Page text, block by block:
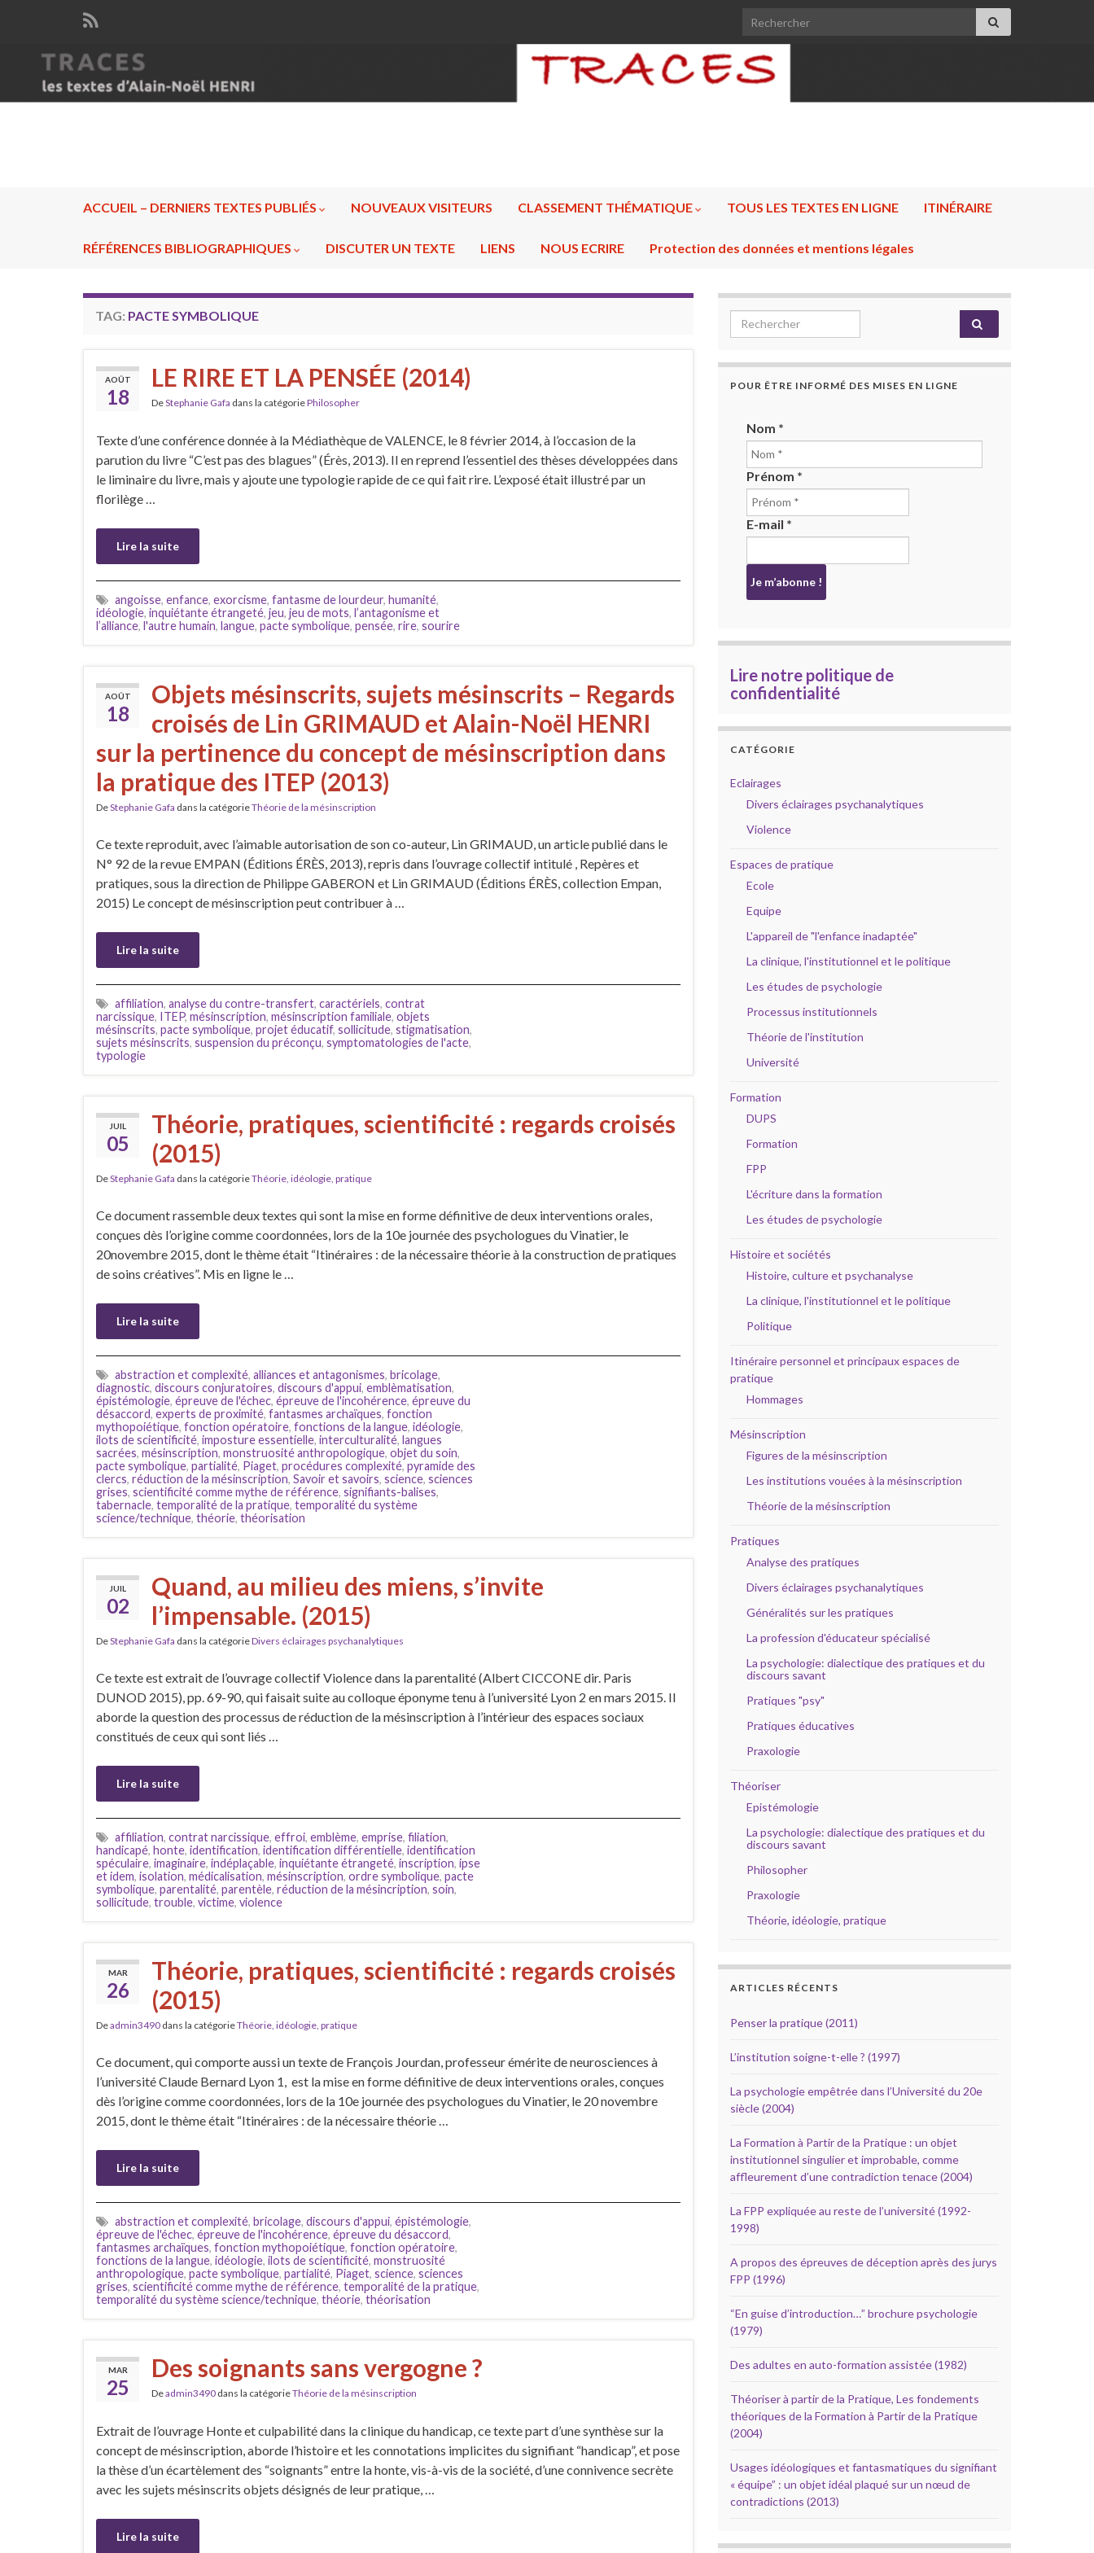
Search for:
ACCUEIL – DERNIERS TEXTES PUBLIÉS NOUVEAUX VISITEURS CLASSEMENT THÉMATIQUE TOUS LES TEXTES EN LIGNE ITINÉRAIRE
RÉFÉRENCES BIBLIOGRAPHIQUES DISCUTER UN TEXTE LIENS NOUS ECRIRE Protection des données et mentions légales
TAG: PACTE SYMBOLIQUE
AOÛT
18
LE RIRE ET LA PENSÉE (2014)
DeStephanie Gafa dans la catégoriePhilosopher
Texte d’une conférence donnée à la Médiathèque de VALENCE, le 8 février 2014, à l’occasion de la
parution du livre “C’est pas des blagues” (Érès, 2013). Il en reprend l’essentiel des thèses développées dans
le liminaire du livre, mais y ajoute une typologie rapide de ce qui fait rire. L’exposé était illustré par un
florilège …
Lire la suite
angoisse, enfance, exorcisme, fantasme de lourdeur, humanité,
idéologie, inquiétante étrangeté, jeu, jeu de mots, l’antagonisme et
l’alliance, l'autre humain, langue, pacte symbolique, pensée, rire, sourire
AOÛT
18
Objets mésinscrits, sujets mésinscrits – Regards
croisés de Lin GRIMAUD et Alain-Noël HENRI
sur la pertinence du concept de mésinscription dans
la pratique des ITEP (2013)
DeStephanie Gafa dans la catégorieThéorie de la mésinscription
Ce texte reproduit, avec l’aimable autorisation de son co-auteur, Lin GRIMAUD, un article publié dans le
N° 92 de la revue EMPAN (Éditions ÉRÈS, 2013), repris dans l’ouvrage collectif intitulé , Repères et
pratiques, sous la direction de Philippe GABERON et Lin GRIMAUD (Éditions ÉRÈS, collection Empan,
2015) Le concept de mésinscription peut contribuer à …
Lire la suite
affiliation, analyse du contre-transfert, caractériels, contrat
narcissique, ITEP, mésinscription, mésinscription familiale, objets
mésinscrits, pacte symbolique, projet éducatif, sollicitude, stigmatisation,
sujets mésinscrits, suspension du préconçu, symptomatologies de l'acte,
typologie
JUIL
05
Théorie, pratiques, scientificité : regards croisés
(2015)
DeStephanie Gafa dans la catégorieThéorie, idéologie, pratique
Ce document rassemble deux textes qui sont la mise en forme définitive de deux interventions orales,
conçues dès l’origine comme coordonnées, lors de la 10e journée des psychologues du Vinatier, le
20novembre 2015, dont le thème était “Itinéraires : de la nécessaire théorie à la construction de pratiques
de soins créatives”. Mis en ligne le …
Lire la suite
abstraction et complexité, alliances et antagonismes, bricolage,
diagnostic, discours conjuratoires, discours d'appui, emblèmatisation,
épistémologie, épreuve de l'échec, épreuve de l'incohérence, épreuve du
désaccord, experts de proximité, fantasmes archaïques, fonction
mythopoiétique, fonction opératoire, fonctions de la langue, idéologie,
ilots de scientificité, imposture essentielle, interculturalité, langues
sacrées, mésinscription, monstruosité anthropologique, objet du soin,
pacte symbolique, partialité, Piaget, procédures complexité, pyramide des
clercs, réduction de la mésinscription, Savoir et savoirs, science, sciences
grises, scientificité comme mythe de référence, signifiants-balises,
tabernacle, temporalité de la pratique, temporalité du système
science/technique, théorie, théorisation
JUIL
02
Quand, au milieu des miens, s’invite
l’impensable. (2015)
DeStephanie Gafa dans la catégorieDivers éclairages psychanalytiques
Ce texte est extrait de l’ouvrage collectif Violence dans la parentalité (Albert CICCONE dir. Paris
DUNOD 2015), pp. 69-90, qui faisait suite au colloque éponyme tenu à l’université Lyon 2 en mars 2015. Il
aborde la question des processus de réduction de la mésinscription à l’intérieur des espaces sociaux
constitués de ceux qui sont liés …
Lire la suite
affiliation, contrat narcissique, effroi, emblème, emprise, filiation,
handicapé, honte, identification, identification différentielle, identification
spéculaire, imaginaire, indéplaçable, inquiétante étrangeté, inscription, ipse
et idem, isolation, médicalisation, mésinscription, ordre symbolique, pacte
symbolique, parentalité, parentèle, réduction de la mésincription, soin,
sollicitude, trouble, victime, violence
MAR
26
Théorie, pratiques, scientificité : regards croisés
(2015)
Deadmin3490 dans la catégorieThéorie, idéologie, pratique
Ce document, qui comporte aussi un texte de François Jourdan, professeur émérite de neurosciences à
l’université Claude Bernard Lyon 1, est la mise en forme définitive de deux interventions orales, conçues
dès l’origine comme coordonnées, lors de la 10e journée des psychologues du Vinatier, le 20 novembre
2015, dont le thème était “Itinéraires : de la nécessaire théorie …
Lire la suite
abstraction et complexité, bricolage, discours d'appui, épistémologie,
épreuve de l'échec, épreuve de l'incohérence, épreuve du désaccord,
fantasmes archaïques, fonction mythopoiétique, fonction opératoire,
fonctions de la langue, idéologie, ilots de scientificité, monstruosité
anthropologique, pacte symbolique, partialité, Piaget, science, sciences
grises, scientificité comme mythe de référence, temporalité de la pratique,
temporalité du système science/technique, théorie, théorisation
MAR
25
Des soignants sans vergogne ?
Deadmin3490 dans la catégorieThéorie de la mésinscription
Extrait de l’ouvrage Honte et culpabilité dans la clinique du handicap, ce texte part d’une synthèse sur la
concept de mésinscription, aborde l’histoire et les connotations implicites du signifiant “handicap”, et pose
la thèse d’un écartèlement des “soignants” entre la honte, vis-à-vis de la société, d’une connivence secrète
avec les sujets mésinscrits objets désignés de leur pratique, …
Lire la suite
Search for:
POUR ÊTRE INFORMÉ DES MISES EN LIGNE
Nom *
Prénom *
E-mail *
Lire notre politique de
confidentialité
CATÉGORIE
Eclairages
Divers éclairages psychanalytiques
Violence
Espaces de pratique
Ecole
Equipe
L'appareil de "l'enfance inadaptée"
La clinique, l'institutionnel et le politique
Les études de psychologie
Processus institutionnels
Théorie de l'institution
Université
Formation
DUPS
Formation
FPP
L'écriture dans la formation
Les études de psychologie
Histoire et sociétés
Histoire, culture et psychanalyse
La clinique, l'institutionnel et le politique
Politique
Itinéraire personnel et principaux espaces de
pratique
Hommages
Mésinscription
Figures de la mésinscription
Les institutions vouées à la mésinscription
Théorie de la mésinscription
Pratiques
Analyse des pratiques
Divers éclairages psychanalytiques
Généralités sur les pratiques
La profession d'éducateur spécialisé
La psychologie: dialectique des pratiques et du
discours savant
Pratiques "psy"
Pratiques éducatives
Praxologie
Théoriser
Epistémologie
La psychologie: dialectique des pratiques et du
discours savant
Philosopher
Praxologie
Théorie, idéologie, pratique
ARTICLES RÉCENTS
Penser la pratique (2011)
L’institution soigne-t-elle ? (1997)
La psychologie empêtrée dans l’Université du 20e
siècle (2004)
La Formation à Partir de la Pratique : un objet
institutionnel singulier et improbable, comme
affleurement d’une contradiction tenace (2004)
La FPP expliquée au reste de l’université (1992-
1998)
A propos des épreuves de déception après des jurys
FPP (1996)
“En guise d’introduction…” brochure psychologie
(1979)
Des adultes en auto-formation assistée (1982)
Théoriser à partir de la Pratique, Les fondements
théoriques de la Formation à Partir de la Pratique
(2004)
Usages idéologiques et fantasmatiques du signifiant
« équipe” : un objet idéal plaqué sur un nœud de
contradictions (2013)